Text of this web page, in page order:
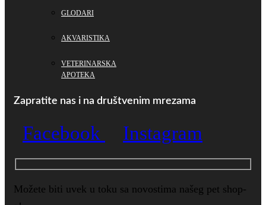
GLODARI
AKVARISTIKA
VETERINARSKA
APOTEKA
Zapratite nas i na društvenim mrezama
Facebook Instagram
Možete biti uvek u toku sa novostima našeg pet shop-